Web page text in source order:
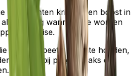
bijgerechten krijgen een boost in
voeding wanneer ze worden
Paradise.
van een beetje warmte houden,
goed bij pittige steaks en